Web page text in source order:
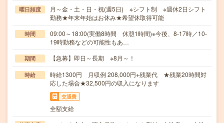
曜日頻度
月～金・土・日・祝(週5日) ※シフト制 ※週休2日シフト
勤務★年末年始はお休み★希望休取得可能
時間
09:00～18:00(実働8時間 休憩1時間)※今後、8-17時／10-
19時勤務などの可能性もあ…
期間 【急募】即日～長期 ※8月～！
時給
時給1300円 月収例 208,000円+残業代 ★残業20時間対
応した場合★32,500円の収入になります
交通費
全額支給